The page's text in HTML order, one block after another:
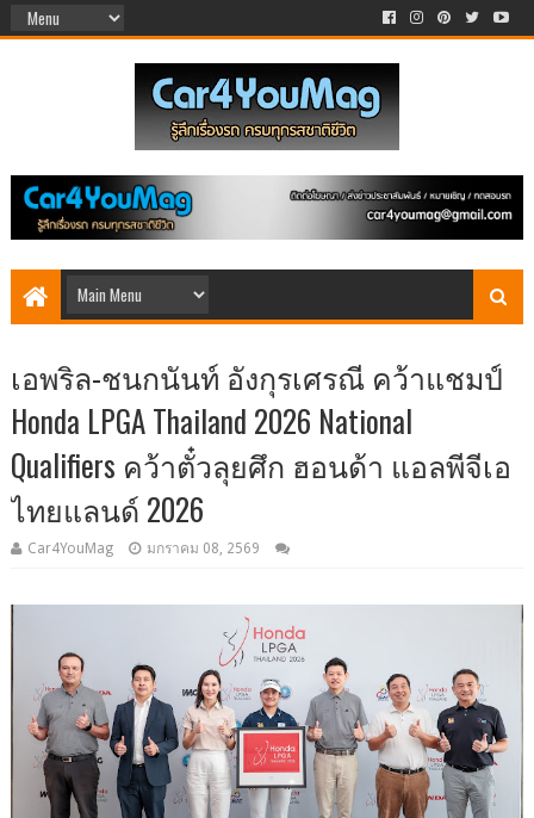
เอพริล-ชนกนันท์ อังกุรเศรณี คว้าแชมป์
Honda LPGA Thailand 2026 National
Qualifiers คว้าตั๋วลุยศึก ฮอนด้า แอลพีจีเอ
ไทยแลนด์ 2026
Car4YouMag มกราคม 08, 2569